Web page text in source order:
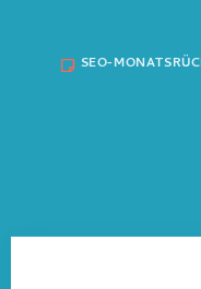
SEO-